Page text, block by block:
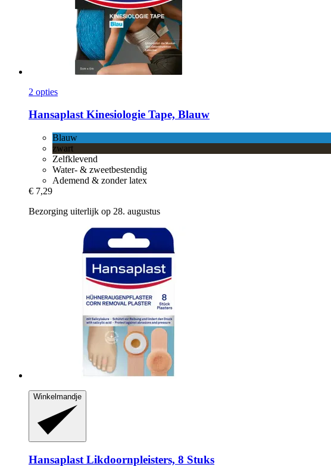
2 opties
HansaplastKinesiologie Tape, Blauw
Blauw
zwart
Zelfklevend
Water- & zweetbestendig
Ademend & zonder latex
€ 7,29
Bezorging uiterlijk op 28. augustus
Winkelmandje
Hansaplast Likdoornpleisters, 8 Stuks